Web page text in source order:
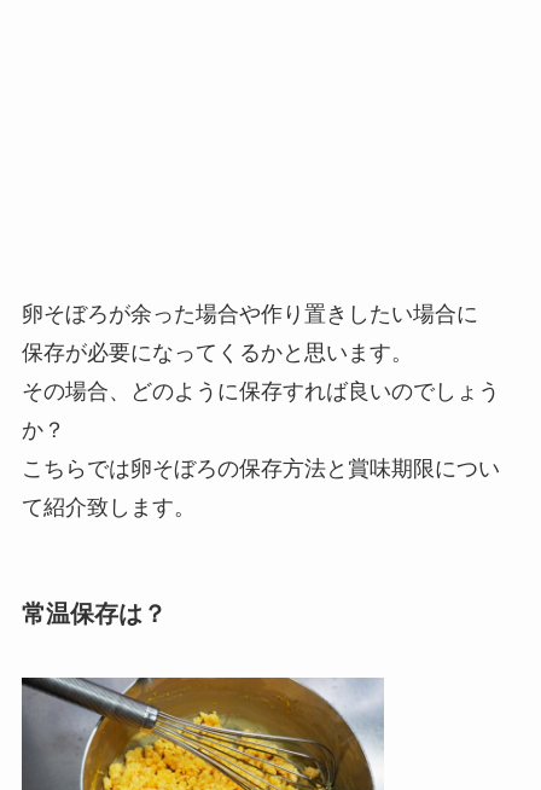
卵そぼろが余った場合や作り置きしたい場合に
保存が必要になってくるかと思います。
その場合、どのように保存すれば良いのでしょう
か？
こちらでは卵そぼろの保存方法と賞味期限につい
て紹介致します。
常温保存は？